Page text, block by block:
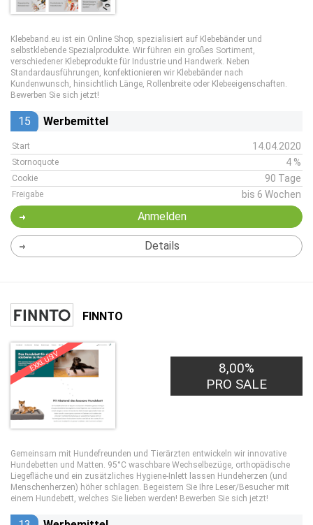
Klebeband.eu ist ein Online Shop, spezialisiert auf Klebebänder und
selbstklebende Spezialprodukte. Wir führen ein großes Sortiment,
verschiedener Klebeprodukte für Industrie und Handwerk. Neben
Standardausführungen, konfektionieren wir Klebebänder nach
Kundenwunsch, hinsichtlich Länge, Rollenbreite oder Klebeeigenschaften.
Bewerben Sie sich jetzt!
15 Werbemittel
Start 14.04.2020
Stornoquote 4 %
Cookie 90 Tage
Freigabe bis 6 Wochen
Anmelden
Details
FINNTO
EXKLUSIV
8,00%
PRO SALE
Gemeinsam mit Hundefreunden und Tierärzten entwickeln wir innovative
Hundebetten und Matten. 95°C waschbare Wechselbezüge, orthopädische
Liegefläche und ein zusätzliches Hygiene-Inlett lassen Hundeherzen (und
Menschenherzen) höher schlagen. Begeistern Sie Ihre Leser/Besucher mit
einem Hundebett, welches Sie lieben werden! Bewerben Sie sich jetzt!